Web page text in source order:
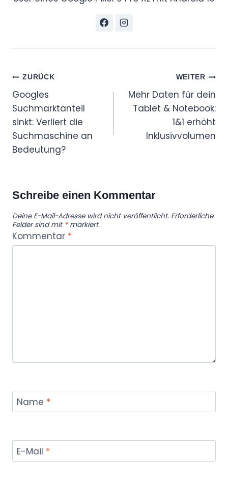
Beitragsnavigation
ZURÜCK
Googles
Suchmarktanteil
sinkt: Verliert die
Suchmaschine an
Bedeutung?
WEITER
Mehr Daten für dein
Tablet & Notebook:
1&1 erhöht
Inklusivvolumen
Schreibe einen Kommentar
Deine E-Mail-Adresse wird nicht veröffentlicht. Erforderliche
Felder sind mit *markiert
Kommentar *
Name *
E-Mail *